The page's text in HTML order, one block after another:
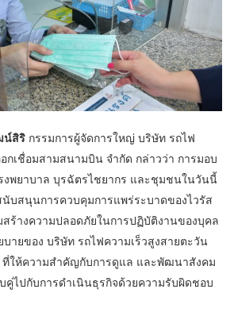
น์สิริ กรรมการผู้จัดการใหญ่ บริษัท รถไฟ
กเชื่อมสามสนามบิน จำกัด กล่าวว่า การมอบ
งพยาบาล บุรฉัตรไชยากร และชุมชนในวันนี้
นับสนุนการควบคุมการแพร่ระบาดของไวรัส
สร้างความปลอดภัยในการปฏิบัติงานของบุคล
ายของ บริษัท รถไฟความเร็วสูงสายตะวัน
ที่ให้ความสำคัญกับการดูแล และพัฒนาสังคม
คู่ไปกับการดำเนินธุรกิจด้วยความรับผิดชอบ